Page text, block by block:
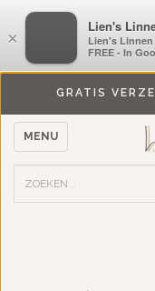
GRATIS
MENU
×
Lien's Linnen
FREE - In
×
Lien's
Lien's Linnen
FREE - In